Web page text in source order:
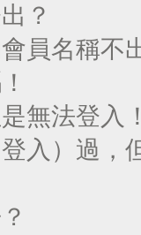
？
員名稱不
無法登入
入）過，